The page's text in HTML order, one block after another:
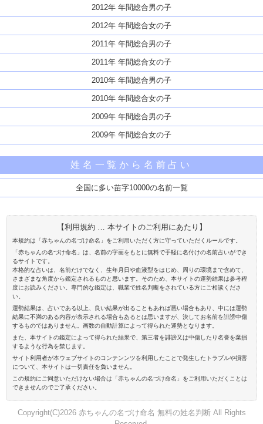
2012年 年間総合男の子
2012年 年間総合女の子
2011年 年間総合男の子
2011年 年間総合女の子
2010年 年間総合男の子
2010年 年間総合女の子
2009年 年間総合男の子
2009年 年間総合女の子
姓名一覧から名前占い
全国に多い苗字10000の名前一覧
【利用規約 … 本サイトのご利用にあたり】
本規約は「赤ちゃんの名づけ命名」をご利用いただく方に守っていただくルールです。
「赤ちゃんの名づけ命名」は、名前の字画をもとに無料で手軽に名付けの名前占いができ
るサイトです。
本格的な占いは、名前だけでなく、生年月日や血液型をはじめ、周りの環境まで含めて、
さまざまな角度から鑑定されるものと思います。そのため、本サイトの運勢結果は参考程
度にお読みください。専門的な鑑定は、職業で姓名判断をされている方にご相談くださ
い。
運勢結果は、占いである以上、良い結果が出ることもあれば悪い場合もあり、中には運勢
結果に不満のある内容が表示される場合もあるとは思いますが、決してお名前を誹謗中傷
するものではありません。画数の自動計算によって得られた運勢となります。
また、本サイトの鑑定によって得られた結果で、第三者を誹謗又は中傷したり名誉を棄損
するような行為を禁じます。
サイト利用者が本ウェブサイトのコンテンンツを利用したことで発生したトラブルや損害
について、本サイトは一切責任を負いません。
この規約にご同意いただけない場合は「赤ちゃんの名づけ命名」をご利用いただくことは
できませんのでご了承ください。
Copyright(C)2026 赤ちゃんの名づけ命名 無料の姓名判断 All Rights